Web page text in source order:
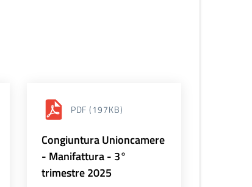
PDF (197KB)
Congiuntura Unioncamere
- Manifattura - 3°
trimestre 2025